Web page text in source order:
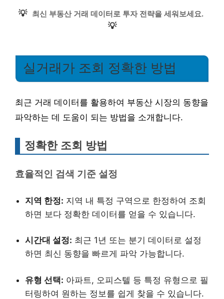
💡 최신 부동산 거래 데이터로 투자 전략을 세워보세요.
💡
실거래가 조회 정확한 방법
최근 거래 데이터를 활용하여 부동산 시장의 동향을
파악하는 데 도움이 되는 방법을 소개합니다.
정확한 조회 방법
효율적인 검색 기준 설정
지역 한정: 지역 내 특정 구역으로 한정하여 조회
하면 보다 정확한 데이터를 얻을 수 있습니다.
시간대 설정: 최근 1년 또는 분기 데이터로 설정
하면 최신 동향을 빠르게 파악 가능합니다.
유형 선택: 아파트, 오피스텔 등 특정 유형으로 필
터링하여 원하는 정보를 쉽게 찾을 수 있습니다.